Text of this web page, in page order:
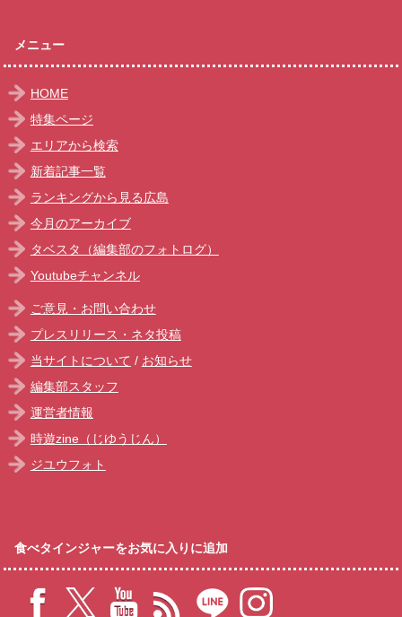
メニュー
HOME
特集ページ
エリアから検索
新着記事一覧
ランキングから見る広島
今月のアーカイブ
タベスタ（編集部のフォトログ）
Youtubeチャンネル
ご意見・お問い合わせ
プレスリリース・ネタ投稿
当サイトについて / お知らせ
編集部スタッフ
運営者情報
時遊zine（じゆうじん）
ジユウフォト
食べタインジャーをお気に入りに追加